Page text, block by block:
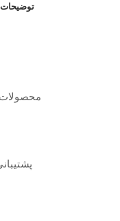
توضیحات
محصولات